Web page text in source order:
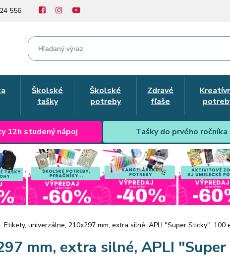
556
Školské
tašky
Školské
potreby
Zdravé
fľaše
12h studený nápoj Tašky do prvého ročníka
Etikety, univerzálne, 210x297 mm, extra silné, APLI "Super Sticky", 100
mm, extra silné, APLI